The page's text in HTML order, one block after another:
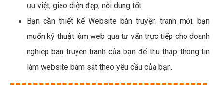
ưu việt, giao diện đẹp, nội dung tốt.
Bạn cần thiết kế Website bán truyện tranh mới, bạn
muốn kỹ thuật làm web qua tư vấn trực tiếp cho doanh
nghiệp bán truyện tranh của bạn để thu thập thông tin
làm website bám sát theo yêu cầu của bạn.